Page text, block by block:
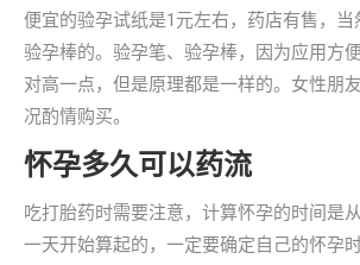
便宜的验孕试纸是1元左右，药店有售，当
验孕棒的。验孕笔、验孕棒，因为应用方
对高一点，但是原理都是一样的。女性朋
况酌情购买。
怀孕多久可以药流
吃打胎药时需要注意，计算怀孕的时间是
一天开始算起的，一定要确定自己的怀孕